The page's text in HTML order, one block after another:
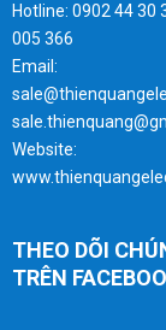
Hotline: 0902 44 30
005 366
Email:
Website:
THEO DÕI
TRÊN